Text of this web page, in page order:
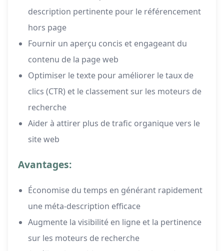
description pertinente pour le référencement
hors page
Fournir un aperçu concis et engageant du
contenu de la page web
Optimiser le texte pour améliorer le taux de
clics (CTR) et le classement sur les moteurs de
recherche
Aider à attirer plus de trafic organique vers le
site web
Avantages:
Économise du temps en générant rapidement
une méta-description efficace
Augmente la visibilité en ligne et la pertinence
sur les moteurs de recherche